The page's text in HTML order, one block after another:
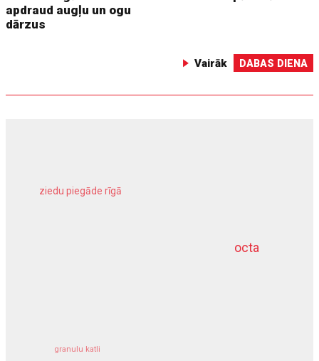
apdraud augļu un ogu
dārzus
Vairāk DABAS DIENA
octa
ziedu piegāde rīgā
granulu katli
dziļurbums